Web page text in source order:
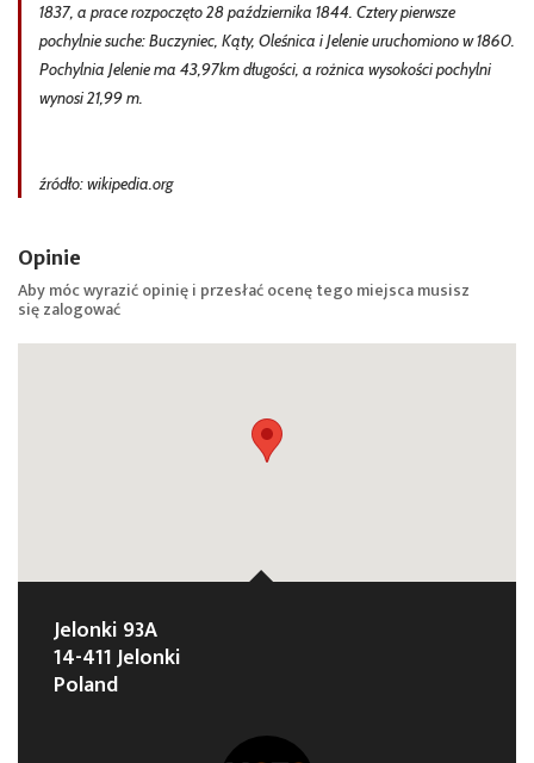
1837, a prace rozpoczęto 28 października 1844. Cztery pierwsze
pochylnie suche: Buczyniec, Kąty, Oleśnica i Jelenie uruchomiono w 1860.
Pochylnia Jelenie ma 43,97km długości, a rożnica wysokości pochylni
wynosi 21,99 m.
źródło: wikipedia.org
Opinie
Aby móc wyrazić opinię i przesłać ocenę tego miejsca musisz
sięzalogować
Jelonki 93A
14-411 Jelonki
Poland